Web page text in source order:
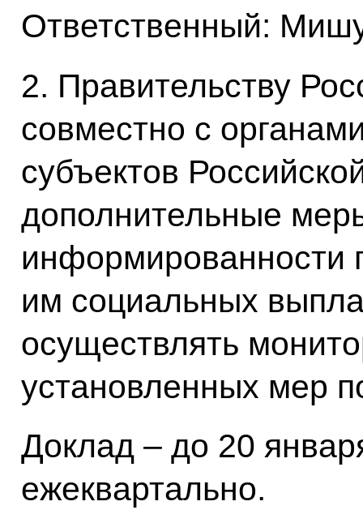
Ответственный:
2. Правительству
совместно с
субъектов
дополнительные
информированности
им социальных
осуществлять
установленных мер
Доклад – до 20
ежеквартально.